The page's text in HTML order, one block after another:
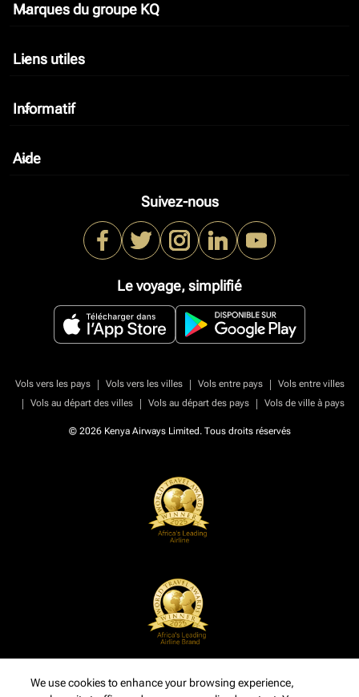
Marques du groupe KQ
keyboard_arrow_down
Liens utiles
keyboard_arrow_down
Informatif
keyboard_arrow_down
Aide
keyboard_arrow_down
Suivez-nous
Le voyage, simplifié
Vols vers les pays | Vols vers les villes | Vols entre pays |
Vols entre villes
|
Vols au départ des villes | Vols au départ des pays | Vols de ville à pays
© 2026 Kenya Airways Limited. Tous droits réservés
We use cookies to enhance your browsing experience,